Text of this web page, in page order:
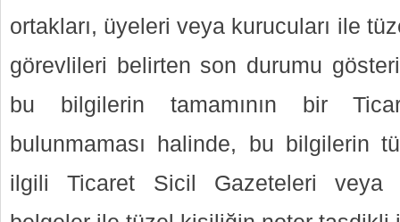
ortakları, üyeleri veya kurucuları ile
görevlileri belirten son durumu
bu bilgilerin tamamının bir
bulunmaması halinde, bu bilgilerin
ilgili Ticaret Sicil Gazeteleri veya